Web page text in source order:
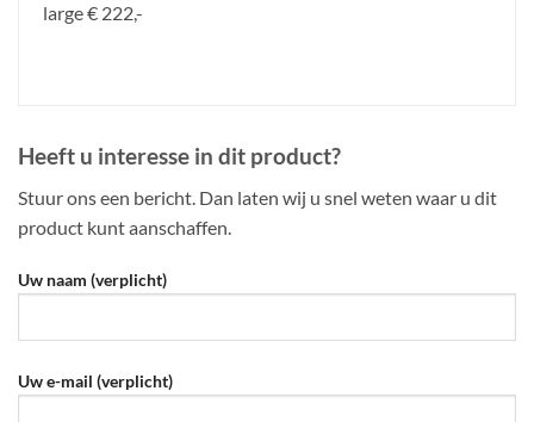
large € 222,-
Heeft u interesse in dit product?
Stuur ons een bericht. Dan laten wij u snel weten waar u dit
product kunt aanschaffen.
Uw naam (verplicht)
Uw e-mail (verplicht)